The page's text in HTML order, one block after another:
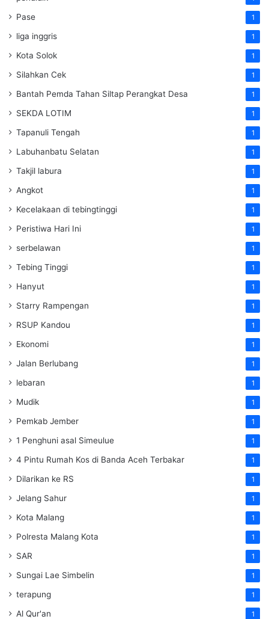
Pase 1
liga inggris 1
Kota Solok 1
Silahkan Cek 1
Bantah Pemda Tahan Siltap Perangkat Desa 1
SEKDA LOTIM 1
Tapanuli Tengah 1
Labuhanbatu Selatan 1
Takjil labura 1
Angkot 1
Kecelakaan di tebingtinggi 1
Peristiwa Hari Ini 1
serbelawan 1
Tebing Tinggi 1
Hanyut 1
Starry Rampengan 1
RSUP Kandou 1
Ekonomi 1
Jalan Berlubang 1
lebaran 1
Mudik 1
Pemkab Jember 1
1 Penghuni asal Simeulue 1
4 Pintu Rumah Kos di Banda Aceh Terbakar 1
Dilarikan ke RS 1
Jelang Sahur 1
Kota Malang 1
Polresta Malang Kota 1
SAR 1
Sungai Lae Simbelin 1
terapung 1
Al Qur'an 1